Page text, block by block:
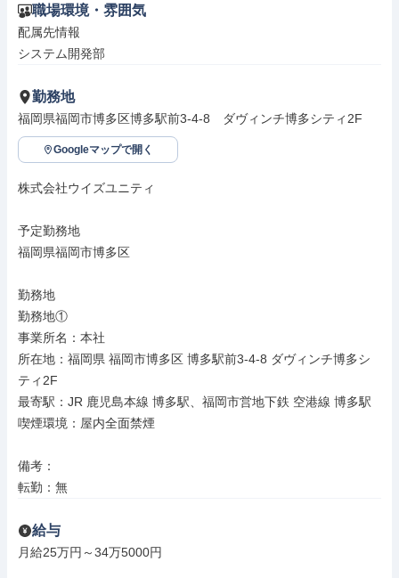
職場環境・雰囲気
配属先情報
システム開発部
勤務地
福岡県福岡市博多区博多駅前3-4-8　ダヴィンチ博多シティ2F
Googleマップで開く
株式会社ウイズユニティ
予定勤務地
福岡県福岡市博多区
勤務地
勤務地①
事業所名：本社
所在地：福岡県 福岡市博多区 博多駅前3-4-8 ダヴィンチ博多シ
ティ2F
最寄駅：JR 鹿児島本線 博多駅、福岡市営地下鉄 空港線 博多駅
喫煙環境：屋内全面禁煙
備考：
転勤：無
給与
月給25万円～34万5000円